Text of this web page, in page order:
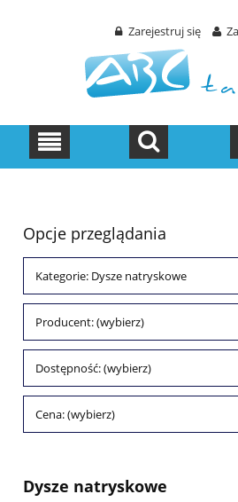
Zarejestruj się
Opcje przeglądania
Kategorie: Dysze natryskowe
Producent: (wybierz)
Dostępność: (wybierz)
Cena: (wybierz)
Dysze natryskowe